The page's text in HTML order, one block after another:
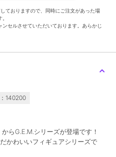
ておりますので、同時にご注文があった場
セルさせていただいております。あらかじ
140200
らG.E.M.シリーズが登場です！
かわいいフィギュアシリーズで